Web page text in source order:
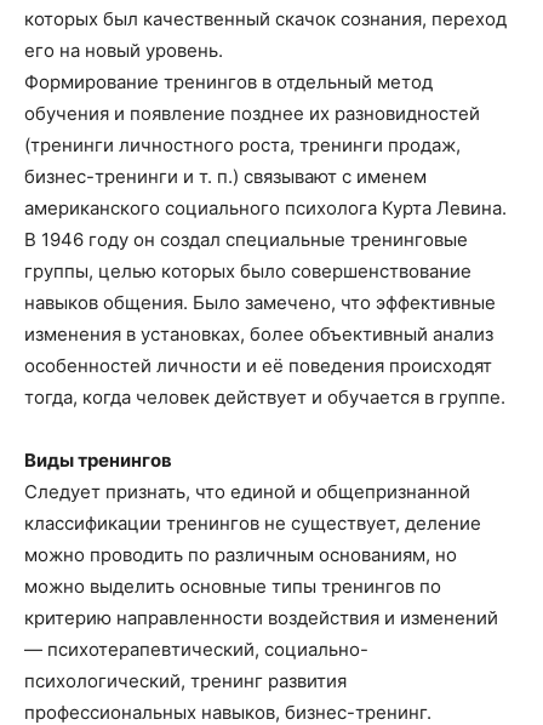
которых был качественный скачок сознания, переход
его на новый уровень.
Формирование тренингов в отдельный метод
обучения и появление позднее их разновидностей
(тренинги личностного роста, тренинги продаж,
бизнес-тренинги и т. п.) связывают с именем
американского социального психолога Курта Левина.
В 1946 году он создал специальные тренинговые
группы, целью которых было совершенствование
навыков общения. Было замечено, что эффективные
изменения в установках, более объективный анализ
особенностей личности и её поведения происходят
тогда, когда человек действует и обучается в группе.
Виды тренингов
Следует признать, что единой и общепризнанной
классификации тренингов не существует, деление
можно проводить по различным основаниям, но
можно выделить основные типы тренингов по
критерию направленности воздействия и изменений
— психотерапевтический, социально-
психологический, тренинг развития
профессиональных навыков, бизнес-тренинг.